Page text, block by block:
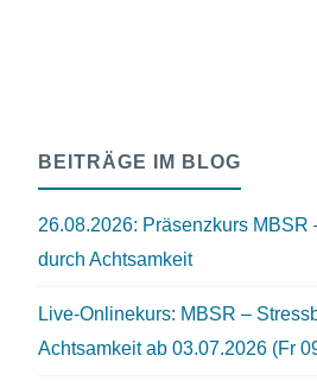
BEITRÄGE IM BLOG
26.08.2026: Präsenzkurs MBSR
durch Achtsamkeit
Live-Onlinekurs: MBSR –
Achtsamkeit ab 03.07.2026 (Fr